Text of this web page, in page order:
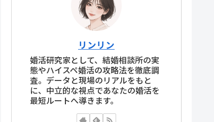
リンリン
婚活研究家として、結婚相談所の実
態やハイスペ婚活の攻略法を徹底調
査。データと現場のリアルをもと
に、中立的な視点であなたの婚活を
最短ルートへ導きます。